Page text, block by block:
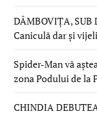
DÂMBOVIȚA, SUB
Caniculă dar și
Spider-Man vă
zona Podului de la
CHINDIA